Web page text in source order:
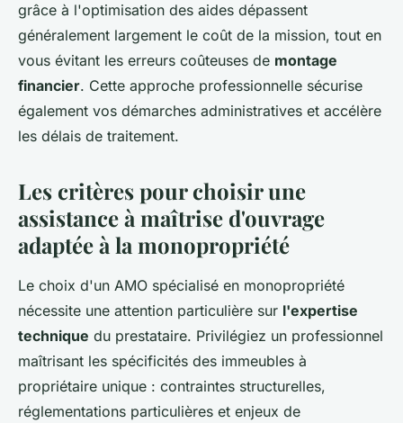
grâce à l'optimisation des aides dépassent
généralement largement le coût de la mission, tout en
vous évitant les erreurs coûteuses de montage
financier. Cette approche professionnelle sécurise
également vos démarches administratives et accélère
les délais de traitement.
Les critères pour choisir une
assistance à maîtrise d'ouvrage
adaptée à la monopropriété
Le choix d'un AMO spécialisé en monopropriété
nécessite une attention particulière sur l'expertise
technique du prestataire. Privilégiez un professionnel
maîtrisant les spécificités des immeubles à
propriétaire unique : contraintes structurelles,
réglementations particulières et enjeux de